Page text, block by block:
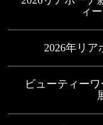
ィ
2026年リ
ビューティー